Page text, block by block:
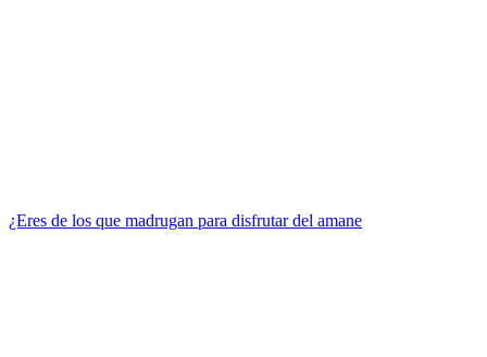
¿Eres de los que madrugan para disfrutar del amane